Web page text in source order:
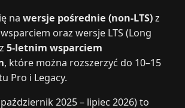
na wersje pośrednie (non‑LTS)z
oraz wersje LTS (Long
5‑letnim wsparciem
, które można rozszerzyć do 10–15
Pro i Legacy.
2025 – lipiec 2026) to